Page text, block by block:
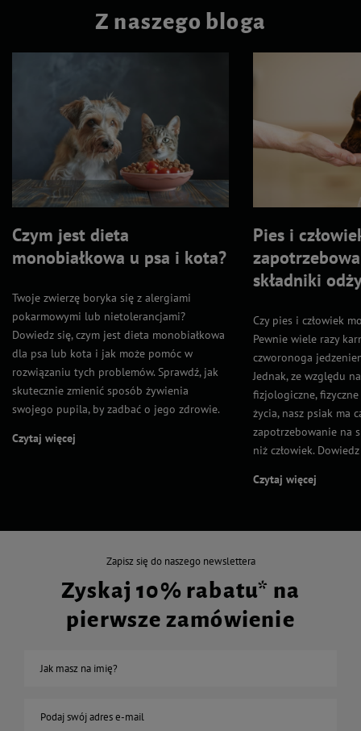
Z naszego bloga
Czym jest dieta
monobiałkowa u psa i kota?
Twoje zwierzę boryka się z alergiami
pokarmowymi lub nietolerancjami?
Dowiedz się, czym jest dieta monobiałkowa
dla psa lub kota i jak może pomóc w
rozwiązaniu tych problemów. Sprawdź, jak
skutecznie zmienić sposób żywienia
swojego pupila, by zadbać o jego zdrowie.
Czytaj więcej
Pies i
składniki
Czy pies i człowiek
Pewnie wiele razy
czworonoga
Jednak, ze względu
fizjologiczne,
życia, nasz psiak ma
zapotrzebowanie na
niż człowiek.
Czytaj więcej
Zapisz się do naszego newslettera
Zyskaj 10% rabatu* na
pierwsze zamówienie
Jak masz na imię?
Podaj swój adres e-mail